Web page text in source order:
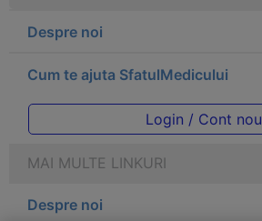
Despre noi
Cum te ajuta SfatulMedicului
Login / Cont nou
MAI MULTE LINKURI
Despre noi